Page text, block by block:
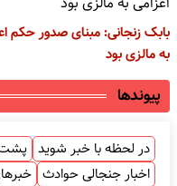
بابک زنجانی: مبنای صدور حکم
به مالزی بود
پیوندها
در لحظه با خبر شوید پشت
اخبار جنجالی حوادث